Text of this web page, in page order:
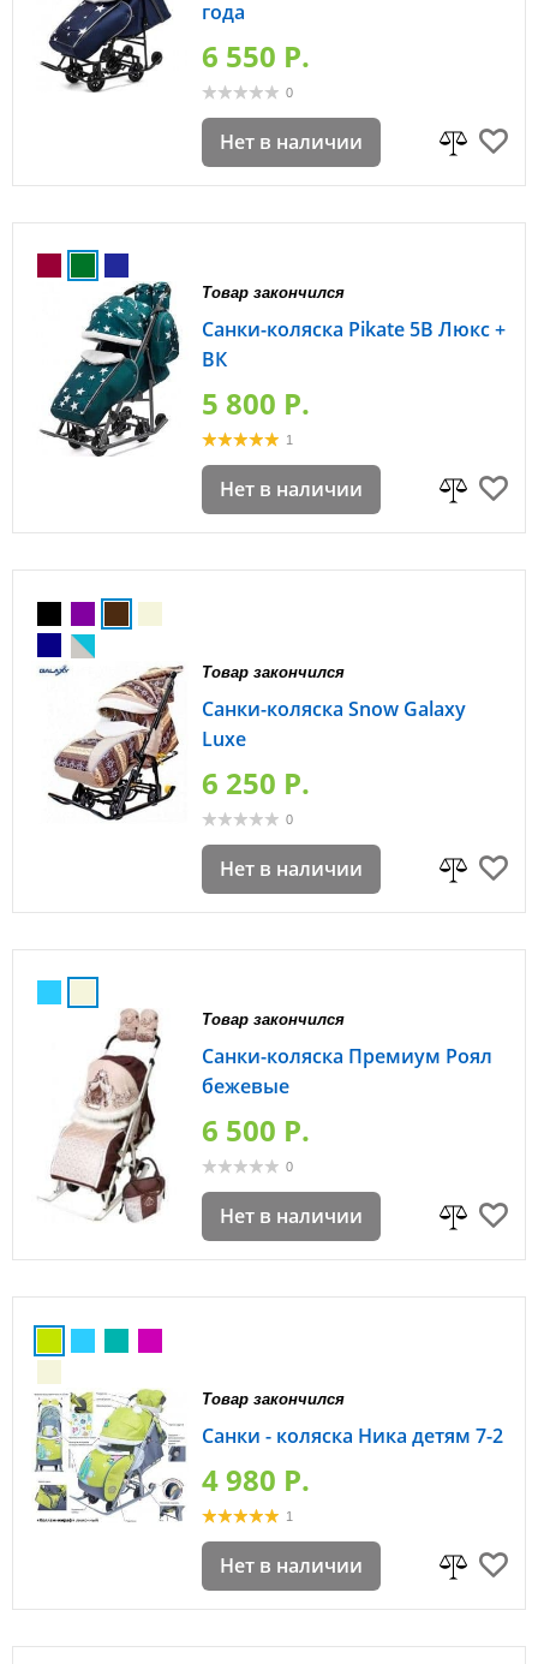
года
6 550 P.
0
Нет в наличии
Товар закончился
Санки-коляска Pikate 5В Люкс +
ВК
5 800 P.
1
Нет в наличии
Товар закончился
Санки-коляска Snow Galaxy
Luxe
6 250 P.
0
Нет в наличии
Товар закончился
Санки-коляска Премиум Роял
бежевые
6 500 P.
0
Нет в наличии
Товар закончился
Санки - коляска Ника детям 7-2
4 980 P.
1
Нет в наличии